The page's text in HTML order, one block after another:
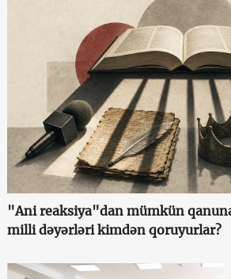
"Ani reaksiya"dan mümkün
milli dəyərləri kimdən qoruyurlar?